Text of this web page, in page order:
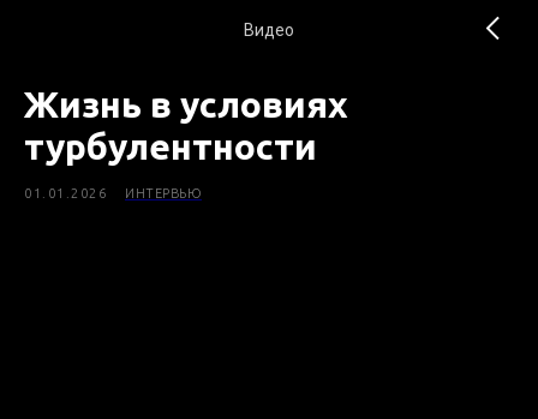
Видео
Жизнь в условиях
турбулентности
01.01.2026 ИНТЕРВЬЮ